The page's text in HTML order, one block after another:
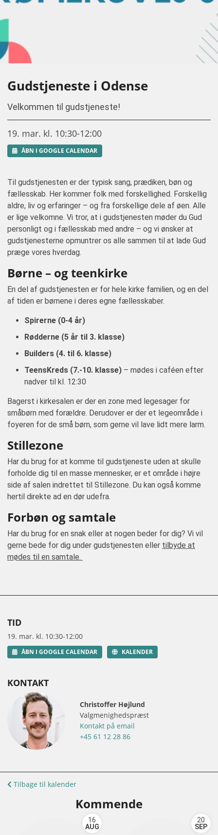
TID
19. mar. kl. 10:30-12:00
ÅBN I GOOGLE CALENDAR KALENDER
KONTAKT
Christoffer Højlund
Valgmenighedspræst
Kontakt på email
+45 61 12 28 86
Gudstjeneste i Odense
Velkommen til gudstjeneste!
19. mar. kl. 10:30-12:00
ÅBN I GOOGLE CALENDAR
Til gudstjenesten er der typisk sang, prædiken, bøn og
fællesskab. Her kommer folk med forskellighed. Forskellig
aldre, liv og erfaringer – og fra forskellige dele af øen. Alle
er lige velkomne. Vi tror, at i gudstjenesten møder du Gud
personligt og i fællesskab med andre – og vi ønsker at
gudstjenesterne opmuntrer os alle sammen til at lade Gud
præge vores hverdag.
Børne – og teenkirke
En del af gudstjenesten er for hele kirke familien, og en del
af tiden er børnene i deres egne fællesskaber.
Spirerne (0-4 år)
Rødderne (5 år til 3. klasse)
Builders (4. til 6. klasse)
TeensKreds (7.-10. klasse) – mødes i caféen efter
nadver til kl. 12:30
Bagerst i kirkesalen er der en zone med legesager for
småbørn med forældre. Derudover er der et legeområde i
foyeren for de små børn, som gerne vil lave lidt mere larm.
Stillezone
Har du brug for at komme til gudstjeneste uden at skulle
forholde dig til en masse mennesker, er et område i højre
side af salen indrettet til Stillezone. Du kan også komme
hertil direkte ad en dør udefra.
Forbøn og samtale
Har du brug for en snak eller at nogen beder for dig? Vi vil
gerne bede for dig under gudstjenesten eller tilbyde at
mødes til en samtale.
Tilbage til kalender
Kommende
16
AUG
20
SEP